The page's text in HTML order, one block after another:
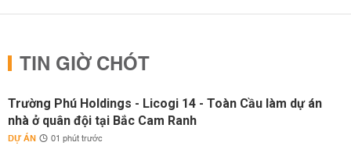
TIN GIỜ CHÓT
Trường Phú Holdings - Licogi 14 - Toàn Cầu làm dự án
nhà ở quân đội tại Bắc Cam Ranh
DỰ ÁN 01 phút trước